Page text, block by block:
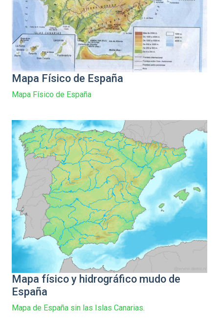
Mapa Físico de España
Mapa Físico de España
Mapa físico y hidrográfico mudo de
España
Mapa de España sin las Islas Canarias.